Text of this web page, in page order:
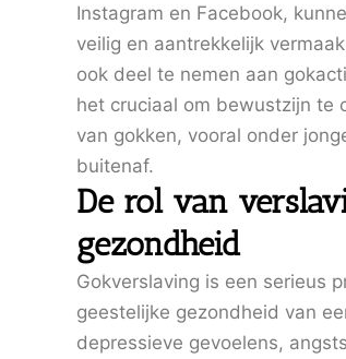
Instagram en Facebook,
veilig en aantrekkelijk
ook deel te nemen aan
het cruciaal om bewustzijn te
van gokken, vooral onder
buitenaf.
De rol van
gezondheid
Gokverslaving is een serieus
geestelijke gezondheid van
depressieve gevoelens,